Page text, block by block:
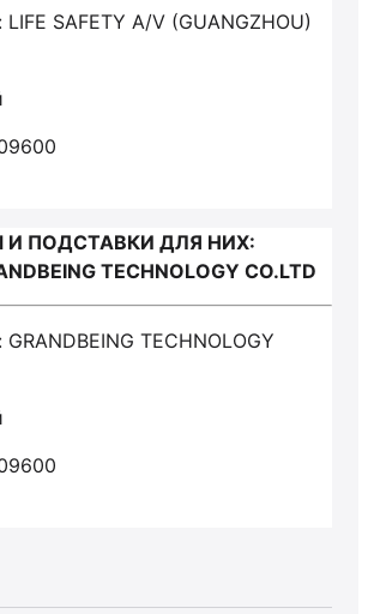
LIFE SAFETY A/V (GUANGZHOU)
ПОДСТАВКИ ДЛЯ НИХ:
TECHNOLOGY CO.LTD
TECHNOLOGY